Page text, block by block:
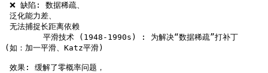
❌ 缺陷: 数据稀疏、
泛化能力差、
无法捕捉长距离依赖
        平滑技术 (1948-1990s) : 为解决“数据稀疏”打补丁
(如：加一平滑、Katz平滑)
效果: 缓解了零概率问题，